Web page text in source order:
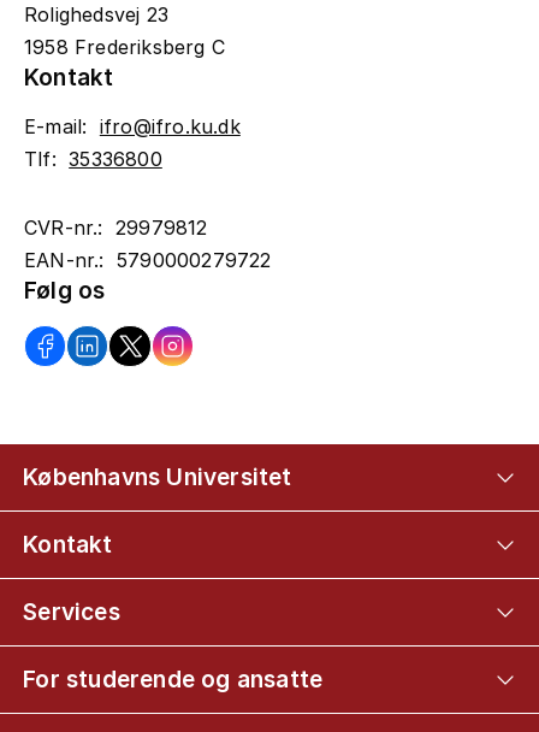
Rolighedsvej 23
1958 Frederiksberg C
Kontakt
E-mail: ifro@ifro.ku.dk
Tlf:35336800
CVR-nr.: 29979812
EAN-nr.: 5790000279722
Følg os
Københavns Universitet
Kontakt
Services
For studerende og ansatte